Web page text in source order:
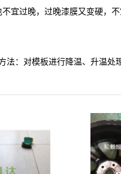
AF-TQ611塑粉脱除剂（
宜过晚，过晚漆膜又变硬，
：对模板进行降温、升温处